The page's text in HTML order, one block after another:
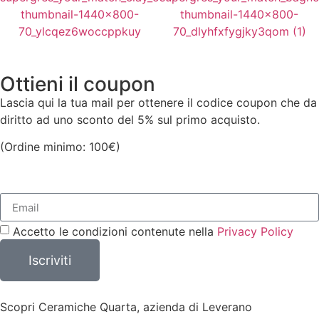
Vedi Varianti
Vedi Varianti
Prezzo a Scatola:64,80
(A partire da36,00€al mq)
Prezzo a Scatola:64,80€
(A partire da36,00€al mq)
Ottieni il coupon
Lascia qui la tua mail per ottenere il codice coupon che da
diritto ad uno sconto del 5% sul primo acquisto.
(Ordine minimo: 100€)
Accetto le condizioni contenute nella Privacy Policy
Iscriviti
Scopri Ceramiche Quarta, azienda di Leverano